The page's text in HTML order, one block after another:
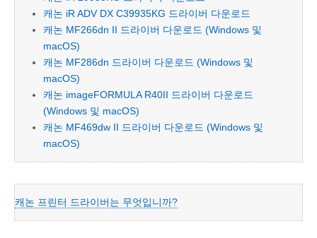
캐논 iR ADV DX C39935KG 드라이버 다운로드
캐논 MF266dn II 드라이버 다운로드 (Windows 및
macOS)
캐논 MF286dn 드라이버 다운로드 (Windows 및
macOS)
캐논 imageFORMULA R40II 드라이버 다운로드
(Windows 및 macOS)
캐논 MF469dw II 드라이버 다운로드 (Windows 및
macOS)
캐논 프린터 드라이버는 무엇입니까?